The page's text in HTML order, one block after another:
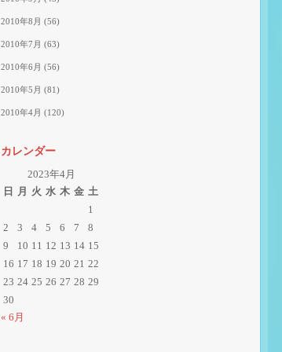
2010年8月 (56)
2010年7月 (63)
2010年6月 (56)
2010年5月 (81)
2010年4月 (120)
カレンダー
2023年4月
日
月 火 水 木 金 土
1
2
3 4 5 6 7
8
9
10 11 12 13 14 15
16 17 18 19 20 21 22
23 24 25 26 27 28 29
30
« 6月